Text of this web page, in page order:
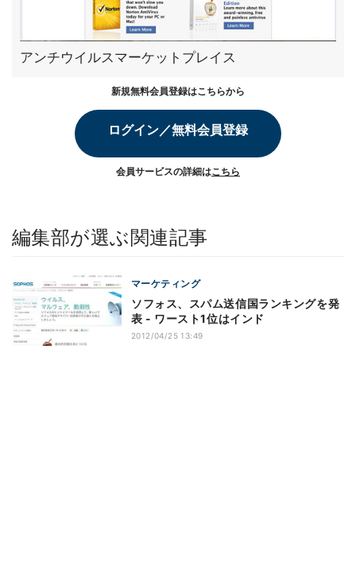
アンチウイルスマーケットプレイス
新規無料会員登録はこちらから
ログイン／無料会員登録
会員サービスの詳細はこちら
編集部が選ぶ関連記事
マーケティング
ソフォス、スパム送信国ランキングを発
表 - ワースト1位はインド
2012/04/25 13:49